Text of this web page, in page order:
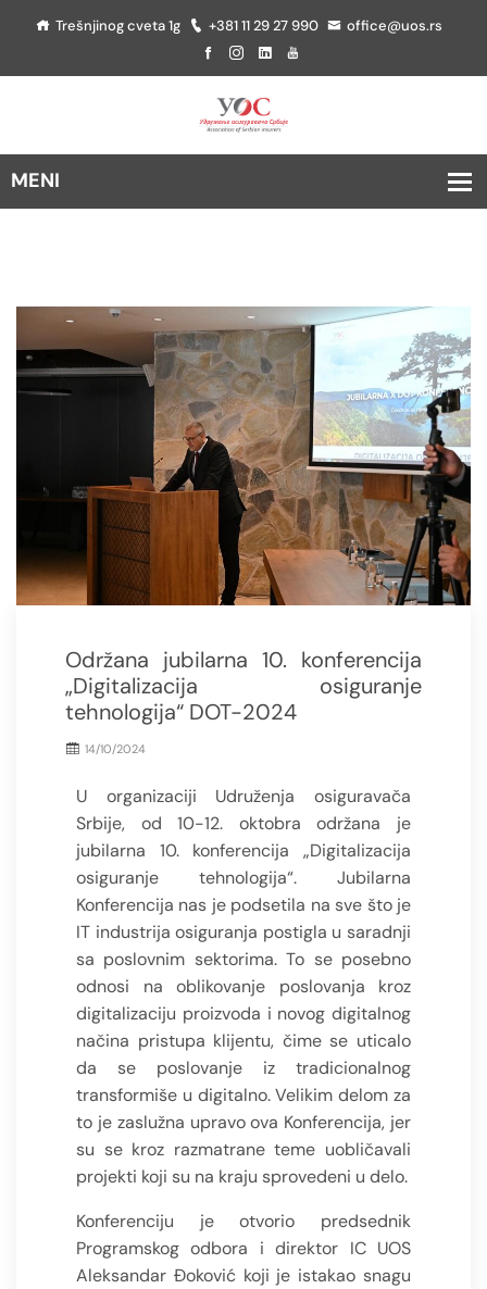
Trešnjinog cveta 1g +381 11 29 27 990 office@uos.rs
Održana jubilarna 10. konferencija
„Digitalizacija osiguranje
tehnologija“ DOT-2024
14/10/2024
U organizaciji Udruženja osiguravača
Srbije, od 10-12. oktobra održana je
jubilarna 10. konferencija „Digitalizacija
osiguranje tehnologija“. Jubilarna
Konferencija nas je podsetila na sve što je
IT industrija osiguranja postigla u saradnji
sa poslovnim sektorima. To se posebno
odnosi na oblikovanje poslovanja kroz
digitalizaciju proizvoda i novog digitalnog
načina pristupa klijentu, čime se uticalo
da se poslovanje iz tradicionalnog
transformiše u digitalno. Velikim delom za
to je zaslužna upravo ova Konferencija, jer
su se kroz razmatrane teme uobličavali
projekti koji su na kraju sprovedeni u delo.
Konferenciju je otvorio predsednik
Programskog odbora i direktor IC UOS
Aleksandar Đoković koji je istakao snagu